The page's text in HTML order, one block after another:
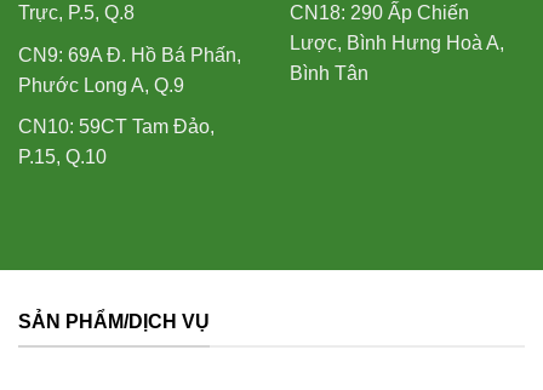
Trực, P.5, Q.8
CN9: 69A Đ. Hồ Bá Phấn,
Phước Long A, Q.9
CN10: 59CT Tam Đảo,
P.15, Q.10
CN18: 290 Ấp Chiến
Lược, Bình Hưng Hoà A,
Bình Tân
SẢN PHẨM/DỊCH VỤ